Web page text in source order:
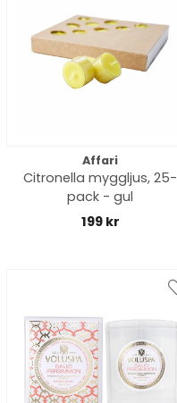
Affari
Citronella myggljus, 25-
pack - gul
199 kr